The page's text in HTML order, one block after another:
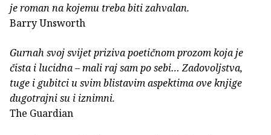
je roman na kojemu treba biti zahvalan.
Barry Unsworth
Gurnah svoj svijet priziva poetičnom prozom koja je
čista i lucidna – mali raj sam po sebi… Zadovoljstva,
tuge i gubitci u svim blistavim aspektima ove knjige
dugotrajni su i iznimni.
The Guardian